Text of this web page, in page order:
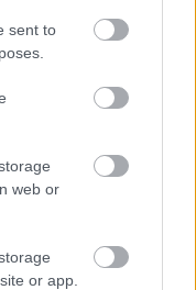
sent to
web or
or app.
Asszony
újra meglelt
harmóniai
letét
hangzástömb
az a pillanat,
A jelenetek
eszközével.
egy-egy